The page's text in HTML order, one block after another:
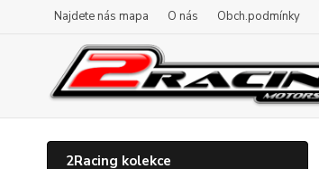
Najdete nás mapa O nás Obch.podmínky
2Racing kolekce